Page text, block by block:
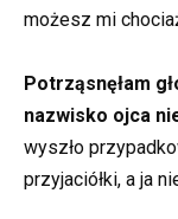
możesz mi
Potrząsnęłam
nazwisko ojca
wyszło
przyjaciółki, a ja